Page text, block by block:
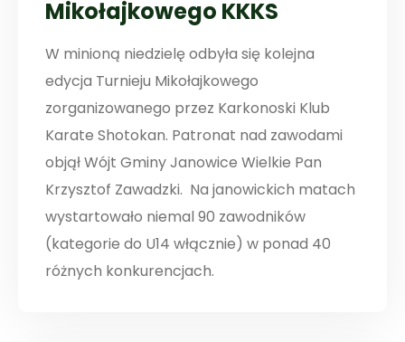
Mikołajkowego KKKS
W minioną niedzielę odbyła się kolejna
edycja Turnieju Mikołajkowego
zorganizowanego przez Karkonoski Klub
Karate Shotokan. Patronat nad zawodami
objął Wójt Gminy Janowice Wielkie Pan
Krzysztof Zawadzki. Na janowickich matach
wystartowało niemal 90 zawodników
(kategorie do U14 włącznie) w ponad 40
różnych konkurencjach.